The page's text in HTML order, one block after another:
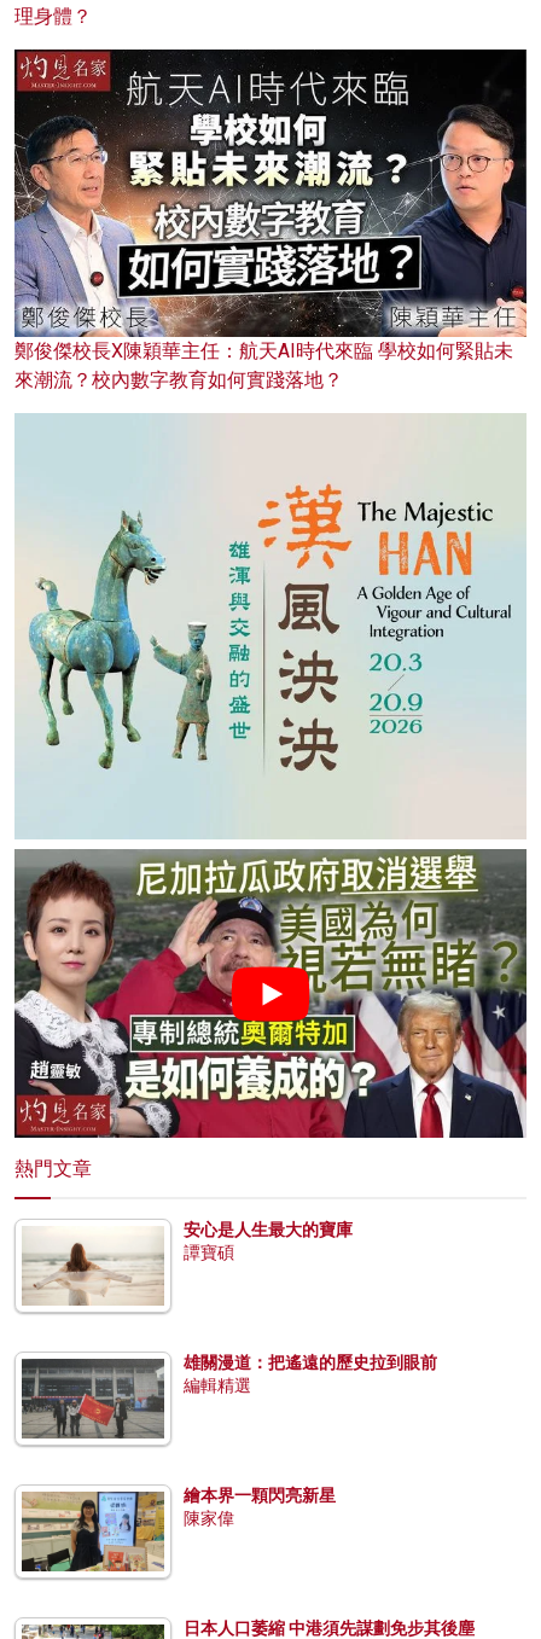
理身體？
鄭俊傑校長X陳穎華主任：航天AI時代來臨 學校如何緊貼未
來潮流？校內數字教育如何實踐落地？
熱門文章
安心是人生最大的寶庫
譚寶碩
雄關漫道：把遙遠的歷史拉到眼前
編輯精選
繪本界一顆閃亮新星
陳家偉
日本人口萎縮 中港須先謀劃免步其後塵